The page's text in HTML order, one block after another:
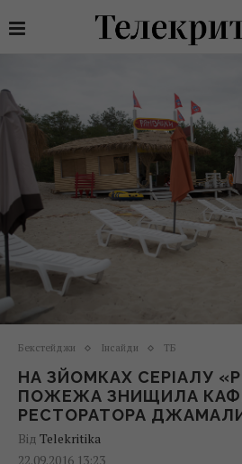
Бекстейджи Інсайди ТБ
НА ЗЙОМКАХ СЕРІАЛУ
ПОЖЕЖА ЗНИЩИЛА
РЕСТОРАТОРА
Від Telekritika
22.09.2016 13:23